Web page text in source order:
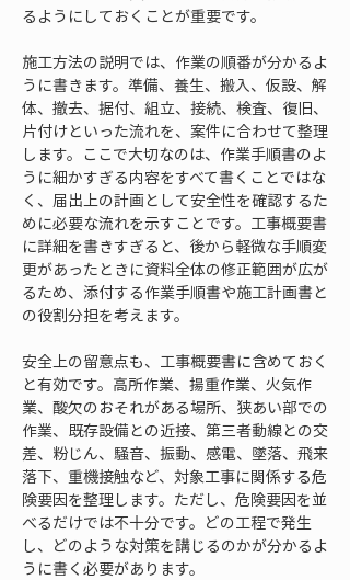
るようにしておくことが重要です。
施工方法の説明では、作業の順番が分かるよ
うに書きます。準備、養生、搬入、仮設、解
体、撤去、据付、組立、接続、検査、復旧、
片付けといった流れを、案件に合わせて整理
します。ここで大切なのは、作業手順書のよ
うに細かすぎる内容をすべて書くことではな
く、届出上の計画として安全性を確認するた
めに必要な流れを示すことです。工事概要書
に詳細を書きすぎると、後から軽微な手順変
更があったときに資料全体の修正範囲が広が
るため、添付する作業手順書や施工計画書と
の役割分担を考えます。
安全上の留意点も、工事概要書に含めておく
と有効です。高所作業、揚重作業、火気作
業、酸欠のおそれがある場所、狭あい部での
作業、既存設備との近接、第三者動線との交
差、粉じん、騒音、振動、感電、墜落、飛来
落下、重機接触など、対象工事に関係する危
険要因を整理します。ただし、危険要因を並
べるだけでは不十分です。どの工程で発生
し、どのような対策を講じるのかが分かるよ
うに書く必要があります。